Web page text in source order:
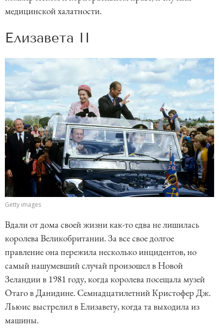
медицинской халатности.
Елизавета II
Getty images
Вдали от дома своей жизни как-то едва не лишилась
королева Великобритании. За все свое долгое
правление она пережила несколько инцидентов, но
самый нашумевший случай произошел в Новой
Зеландии в 1981 году, когда королева посещала музей
Отаго в Данидине. Семнадцатилетний Кристофер Дж.
Льюис выстрелил в Елизавету, когда та выходила из
машины.